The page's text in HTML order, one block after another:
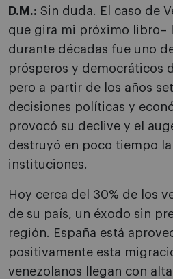
D.M.: Sin duda. El caso de
que gira mi próximo libro–
durante décadas fue uno
prósperos y democráticos
pero a partir de los años
decisiones políticas y
provocó su declive y el
destruyó en poco tiempo
instituciones.
Hoy cerca del 30% de los
de su país, un éxodo sin
región. España está
positivamente esta
venezolanos llegan con